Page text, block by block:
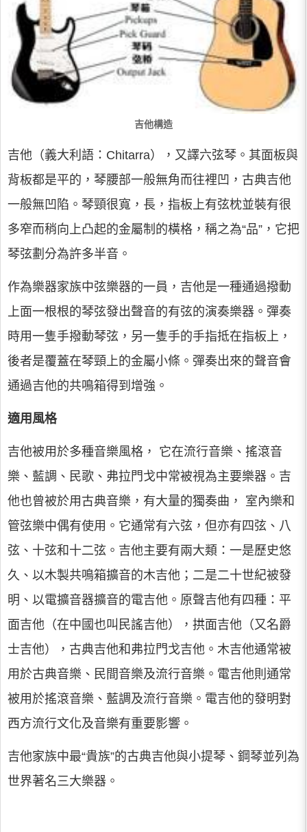
吉他構造
吉他（義大利語：Chitarra），又譯六弦琴。其面板與
背板都是平的，琴腰部一般無角而往裡凹，古典吉他
一般無凹陷。琴頸很寬，長，指板上有弦枕並裝有很
多窄而稍向上凸起的金屬制的橫格，稱之為“品”，它把
琴弦劃分為許多半音。
作為樂器家族中弦樂器的一員，吉他是一種通過撥動
上面一根根的琴弦發出聲音的有弦的演奏樂器。彈奏
時用一隻手撥動琴弦，另一隻手的手指抵在指板上，
後者是覆蓋在琴頸上的金屬小條。彈奏出來的聲音會
通過吉他的共鳴箱得到增強。
適用風格
吉他被用於多種音樂風格， 它在流行音樂、搖滾音
樂、藍調、民歌、弗拉門戈中常被視為主要樂器。吉
他也曾被於用古典音樂，有大量的獨奏曲， 室內樂和
管弦樂中偶有使用。它通常有六弦，但亦有四弦、八
弦、十弦和十二弦。吉他主要有兩大類：一是歷史悠
久、以木製共鳴箱擴音的木吉他；二是二十世紀被發
明、以電擴音器擴音的電吉他。原聲吉他有四種：平
面吉他（在中國也叫民謠吉他），拱面吉他（又名爵
士吉他），古典吉他和弗拉門戈吉他。木吉他通常被
用於古典音樂、民間音樂及流行音樂。電吉他則通常
被用於搖滾音樂、藍調及流行音樂。電吉他的發明對
西方流行文化及音樂有重要影響。
吉他家族中最“貴族”的古典吉他與小提琴、鋼琴並列為
世界著名三大樂器。